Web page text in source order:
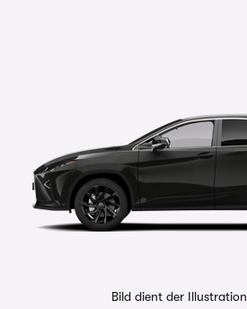
Bild dient der Illustration